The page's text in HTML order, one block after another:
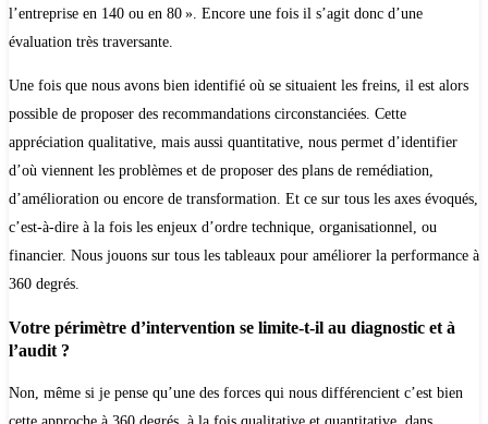
l’entreprise en 140 ou en 80 ». Encore une fois il s’agit donc d’une
évaluation très traversante.
Une fois que nous avons bien identifié où se situaient les freins, il est alors
possible de proposer des recommandations circonstanciées. Cette
appréciation qualitative, mais aussi quantitative, nous permet d’identifier
d’où viennent les problèmes et de proposer des plans de remédiation,
d’amélioration ou encore de transformation. Et ce sur tous les axes évoqués,
c’est-à-dire à la fois les enjeux d’ordre technique, organisationnel, ou
financier. Nous jouons sur tous les tableaux pour améliorer la performance à
360 degrés.
Votre périmètre d’intervention se limite-t-il au diagnostic et à
l’audit ?
Non, même si je pense qu’une des forces qui nous différencient c’est bien